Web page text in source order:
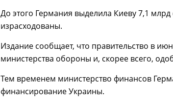
До этого Германия выделила Киеву 7,1 млрд
израсходованы.
Издание сообщает, что правительство в
министерства обороны и, скорее всего,
Тем временем министерство финансов
финансирование Украины.